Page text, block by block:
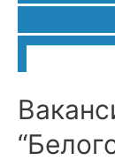
в